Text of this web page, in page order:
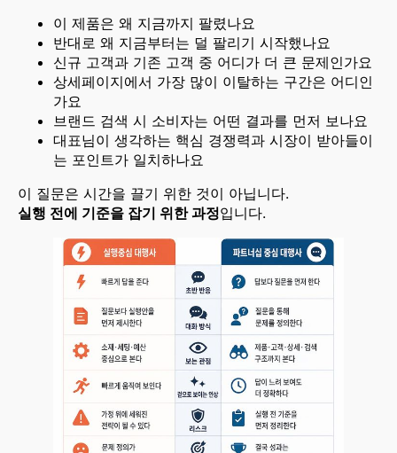
이 제품은 왜 지금까지 팔렸나요
반대로 왜 지금부터는 덜 팔리기 시작했나요
신규 고객과 기존 고객 중 어디가 더 큰 문제인가요
상세페이지에서 가장 많이 이탈하는 구간은 어디인
가요
브랜드 검색 시 소비자는 어떤 결과를 먼저 보나요
대표님이 생각하는 핵심 경쟁력과 시장이 받아들이
는 포인트가 일치하나요
이 질문은 시간을 끌기 위한 것이 아닙니다.
실행 전에 기준을 잡기 위한 과정입니다.